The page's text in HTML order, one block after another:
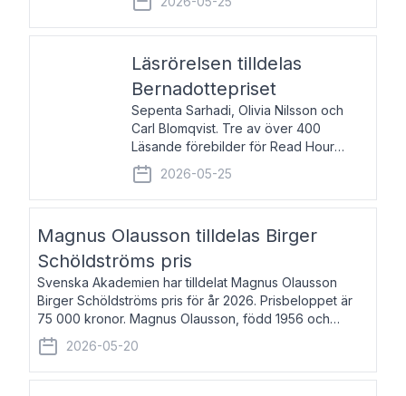
tilldelas bibliotekarier vid svenska folk-
och skolbibliotek som gjort värdefull
Läsrörelsen tilldelas
Bernadottepriset
Sepenta Sarhadi, Olivia Nilsson och
Carl Blomqvist. Tre av över 400
Läsande förebilder för Read Hour
Sverige. Foto: Michael Wall. Den ideella
föreningen Läsrörelsen tilldelas
Bernadottepriset 2026 för att den
2026-05-25
Magnus Olausson tilldelas Birger
Schöldströms pris
Svenska Akademien har tilldelat Magnus Olausson
Birger Schöldströms pris för år 2026. Prisbeloppet är
75 000 kronor. Magnus Olausson, född 1956 och
bosatt i Stockholm, är konstvetare, museiman och
hovman. Han disputerade 1993 vid Uppsala un
2026-05-20